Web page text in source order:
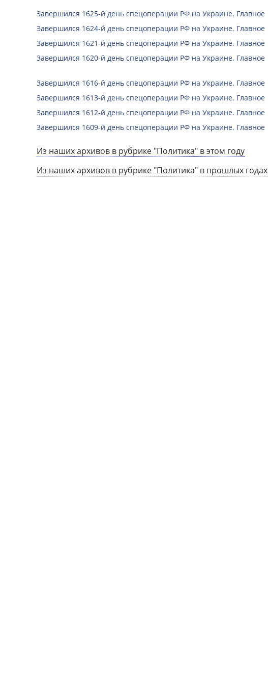
Завершился 1625-й день спецоперации РФ на Украине. Главное
Завершился 1624-й день спецоперации РФ на Украине. Главное
Завершился 1621-й день спецоперации РФ на Украине. Главное
Завершился 1620-й день спецоперации РФ на Украине. Главное
Завершился 1616-й день спецоперации РФ на Украине. Главное
Завершился 1613-й день спецоперации РФ на Украине. Главное
Завершился 1612-й день спецоперации РФ на Украине. Главное
Завершился 1609-й день спецоперации РФ на Украине. Главное
Из наших архивов в рубрике "Политика" в этом году
Из наших архивов в рубрике "Политика" в прошлых годах